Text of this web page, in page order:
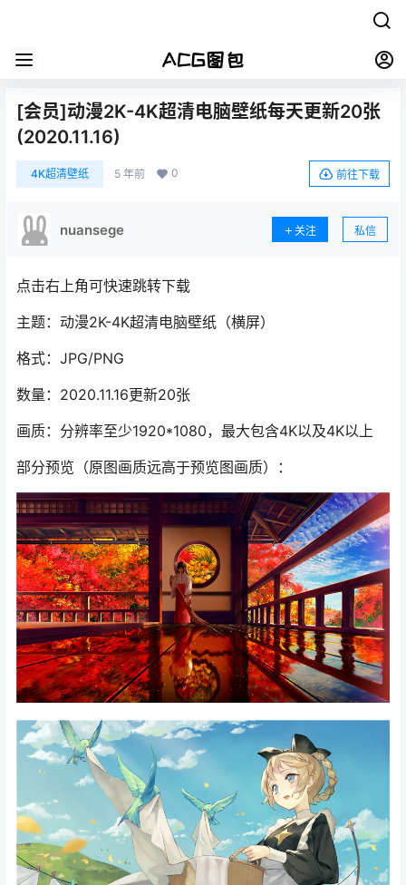
[会员]动漫2K-4K超清电脑壁纸每天更新20张
(2020.11.16)
4K超清壁纸 5 年前 0 前往下载
nuansege 关注 私信
点击右上角可快速跳转下载
主题：动漫2K-4K超清电脑壁纸（横屏）
格式：JPG/PNG
数量：2020.11.16更新20张
画质：分辨率至少1920*1080，最大包含4K以及4K以上
部分预览（原图画质远高于预览图画质）：